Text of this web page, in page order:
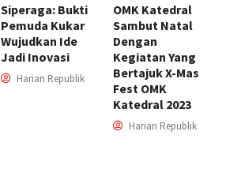
Siperaga: Bukti
Pemuda Kukar
Wujudkan Ide
Jadi Inovasi
Harian Republik
OMK Katedral
Sambut Natal
Dengan
Kegiatan Yang
Bertajuk X-Mas
Fest OMK
Katedral 2023
Harian Republik